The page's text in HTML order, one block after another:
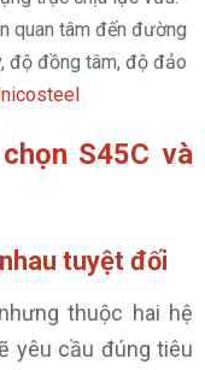
quan tâm đến đường
độ đồng tâm, độ đảo
S45C và
tuyệt đối
thuộc hai hệ
yêu cầu đúng tiêu